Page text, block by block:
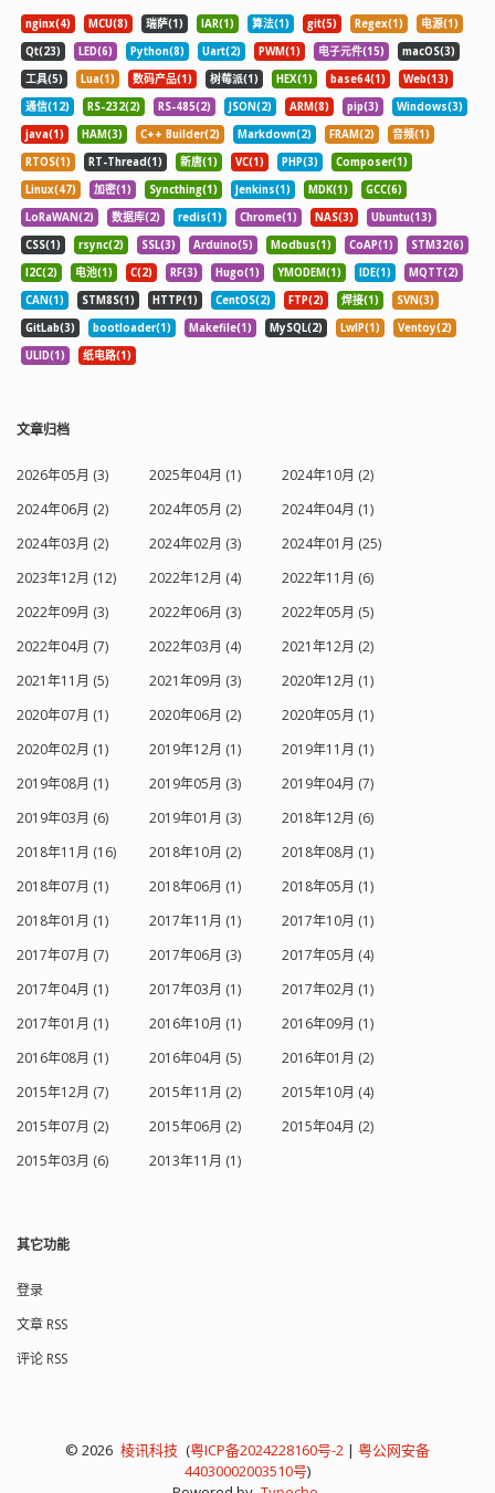
nginx(4) MCU(8) 瑞萨(1) IAR(1) 算法(1) git(5) Regex(1)
电源(1)
Qt(23)
LED(6) Python(8) Uart(2) PWM(1) 电子元件(15)
macOS(3)
工具(5)
Lua(1) 数码产品(1) 树莓派(1) HEX(1) base64(1)
Web(13)
通信(12)
RS-232(2) RS-485(2) JSON(2) ARM(8) pip(3)
Windows(3)
java(1)
HAM(3) C++ Builder(2) Markdown(2) FRAM(2)
音频(1)
RTOS(1)
RT-Thread(1) 新唐(1) VC(1) PHP(3)
Composer(1)
Linux(47)
加密(1) Syncthing(1) Jenkins(1) MDK(1)
GCC(6)
LoRaWAN(2)
数据库(2) redis(1) Chrome(1) NAS(3)
Ubuntu(13)
CSS(1)
rsync(2) SSL(3) Arduino(5) Modbus(1) CoAP(1)
STM32(6)
I2C(2)
电池(1) C(2) RF(3) Hugo(1) YMODEM(1) IDE(1)
MQTT(2)
CAN(1)
STM8S(1) HTTP(1) CentOS(2) FTP(2) 焊接(1)
SVN(3)
GitLab(3)
bootloader(1) Makefile(1) MySQL(2) LwIP(1)
Ventoy(2)
ULID(1)
纸电路(1)
文章归档
2026年05月 (3) 2025年04月 (1)
2024年10月 (2)
2024年06月 (2)
2024年05月 (2)
2024年04月 (1)
2024年03月 (2)
2024年02月 (3)
2024年01月 (25)
2023年12月 (12)
2022年12月 (4)
2022年11月 (6)
2022年09月 (3)
2022年06月 (3)
2022年05月 (5)
2022年04月 (7)
2022年03月 (4)
2021年12月 (2)
2021年11月 (5)
2021年09月 (3)
2020年12月 (1)
2020年07月 (1)
2020年06月 (2)
2020年05月 (1)
2020年02月 (1)
2019年12月 (1)
2019年11月 (1)
2019年08月 (1)
2019年05月 (3)
2019年04月 (7)
2019年03月 (6)
2019年01月 (3)
2018年12月 (6)
2018年11月 (16)
2018年10月 (2)
2018年08月 (1)
2018年07月 (1)
2018年06月 (1)
2018年05月 (1)
2018年01月 (1)
2017年11月 (1)
2017年10月 (1)
2017年07月 (7)
2017年06月 (3)
2017年05月 (4)
2017年04月 (1)
2017年03月 (1)
2017年02月 (1)
2017年01月 (1)
2016年10月 (1)
2016年09月 (1)
2016年08月 (1)
2016年04月 (5)
2016年01月 (2)
2015年12月 (7)
2015年11月 (2)
2015年10月 (4)
2015年07月 (2)
2015年06月 (2)
2015年04月 (2)
2015年03月 (6)
2013年11月 (1)
其它功能
登录
文章 RSS
评论 RSS
© 2026 棱讯科技 (粤ICP备2024228160号-2 | 粤公网安备
44030002003510号)